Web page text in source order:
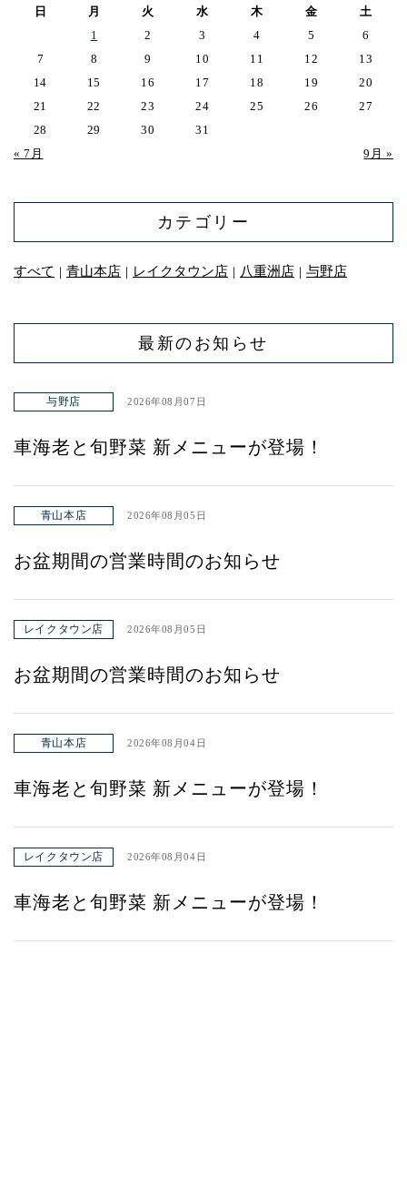
日 月 火 水 木 金 土
« 7月 9月 »
1 2 3 4 5
6
7
8 9 10 11 12
13
14
15 16 17 18 19
20
21
22 23 24 25 26
27
28
29 30 31
カテゴリー
すべて ｜ 青山本店 ｜ レイクタウン店 ｜ 八重洲店 ｜ 与野店
最新のお知らせ
与野店 2026年08月07日
車海老と旬野菜 新メニューが登場！
青山本店 2026年08月05日
お盆期間の営業時間のお知らせ
レイクタウン店 2026年08月05日
お盆期間の営業時間のお知らせ
青山本店 2026年08月04日
車海老と旬野菜 新メニューが登場！
レイクタウン店 2026年08月04日
車海老と旬野菜 新メニューが登場！